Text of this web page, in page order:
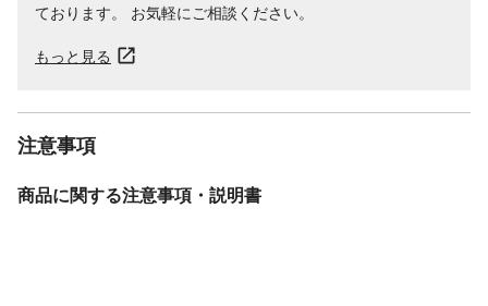
ております。 お気軽にご相談ください。
もっと見る
注意事項
商品に関する注意事項・説明書